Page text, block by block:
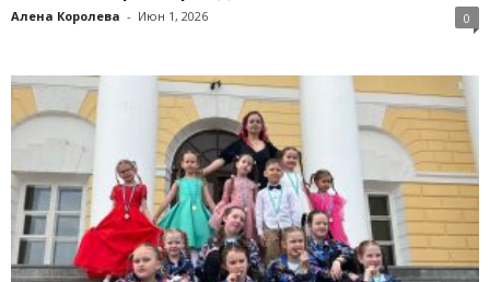
Алена Королева - Июн 1, 2026 0